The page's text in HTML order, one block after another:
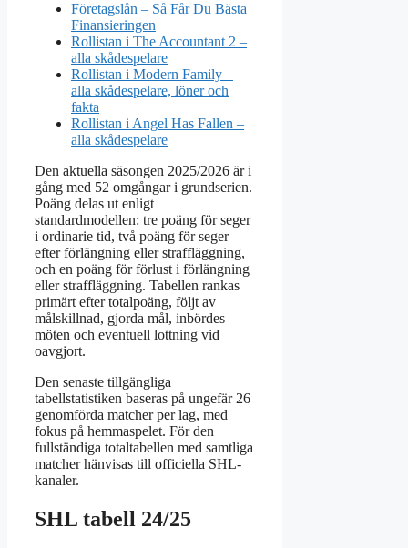
Företagslån – Så Får Du Bästa
Finansieringen
Rollistan i The Accountant 2 –
alla skådespelare
Rollistan i Modern Family –
alla skådespelare, löner och
fakta
Rollistan i Angel Has Fallen –
alla skådespelare
Den aktuella säsongen 2025/2026 är i
gång med 52 omgångar i grundserien.
Poäng delas ut enligt
standardmodellen: tre poäng för seger
i ordinarie tid, två poäng för seger
efter förlängning eller straffläggning,
och en poäng för förlust i förlängning
eller straffläggning. Tabellen rankas
primärt efter totalpoäng, följt av
målskillnad, gjorda mål, inbördes
möten och eventuell lottning vid
oavgjort.
Den senaste tillgängliga
tabellstatistiken baseras på ungefär 26
genomförda matcher per lag, med
fokus på hemmaspelet. För den
fullständiga totaltabellen med samtliga
matcher hänvisas till officiella SHL-
kanaler.
SHL tabell 24/25